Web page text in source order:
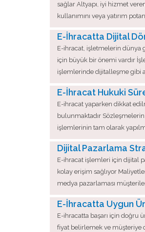
sağlar Altyapı, iyi hizmet
kullanımını veya yatırım
E-İhracatta Dijital
E-ihracat, işletmelerin dünya
için büyük bir önemi vardır
işlemlerinde dijitalleşme gibi
E-İhracat Hukuki
E-ihracat yaparken dikkat
bulunmaktadır
işlemlerinin tam olarak
Dijital Pazarlama
E-ihracat işlemleri için dijital
kolay erişim sağlıyor
medya pazarlaması
E-İhracatta Uygun
E-ihracatta başarı için doğru
fiyat belirlemek ve müşteriye